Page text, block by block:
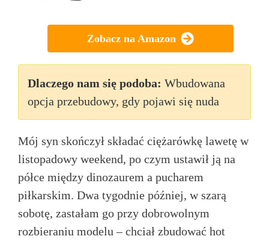
Zobacz na Amazon
Dlaczego nam się podoba: Wbudowana
opcja przebudowy, gdy pojawi się nuda
Mój syn skończył składać ciężarówkę lawetę w
listopadowy weekend, po czym ustawił ją na
półce między dinozaurem a pucharem
piłkarskim. Dwa tygodnie później, w szarą
sobotę, zastałam go przy dobrowolnym
rozbieraniu modelu – chciał zbudować hot